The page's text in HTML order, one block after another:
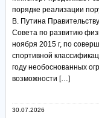
порядке реализации
В. Путина
Совета по развитию
ноября 2015 г, по
спортивной
году необоснованных
возможности […]
30.07.2026